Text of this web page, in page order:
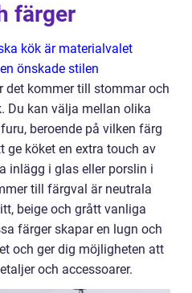
färger
kök är materialvalet
önskade stilen
det kommer till stommar och
Du kan välja mellan olika
beroende på vilken färg
ge köket en extra touch av
inlägg i glas eller porslin i
till färgval är neutrala
beige och grått vanliga
färger skapar en lugn och
och ger dig möjligheten att
och accessoarer.